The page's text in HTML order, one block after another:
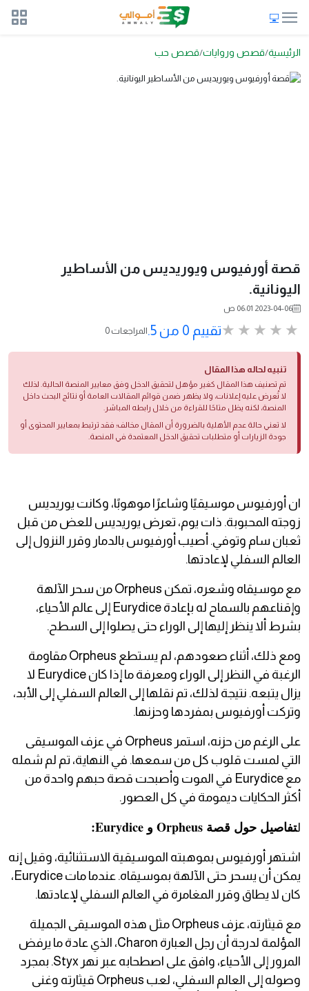
الرئيسية قصص وروايات قصص حب
قصة أورفيوس ويوريديس من الأساطير
اليونانية.
2023-04-06 06:01 ص
تقييم 0 من 5. 0 المراجعات
تنبيه لحاله هذا المقال
تم تصنيف هذا المقال كغير مؤهل لتحقيق الدخل وفق معايير المنصة الحالية. لذلك
لا تُعرض عليه إعلانات، ولا يظهر ضمن قوائم المقالات العامة أو نتائج البحث داخل
المنصة، لكنه يظل متاحًا للقراءة من خلال رابطه المباشر.
لا تعني حالة عدم الأهلية بالضرورة أن المقال مخالف؛ فقد ترتبط بمعايير المحتوى أو
جودة الزيارات أو متطلبات تحقيق الدخل المعتمدة في المنصة.
ان أورفيوس موسيقيًا وشاعرًا موهوبًا، وكانت يوريديس
زوجته المحبوبة. ذات يوم، تعرض يوريديس للعض من قبل
ثعبان سام وتوفي. أصيب أورفيوس بالدمار وقرر النزول إلى
العالم السفلي لإعادتها.
مع موسيقاه وشعره، تمكن Orpheus من سحر الآلهة
وإقناعهم بالسماح له بإعادة Eurydice إلى عالم الأحياء،
بشرط ألا ينظر إليها إلى الوراء حتى يصلوا إلى السطح.
ومع ذلك، أثناء صعودهم، لم يستطع Orpheus مقاومة
الرغبة في النظر إلى الوراء ومعرفة ما إذا كان Eurydice لا
يزال يتبعه. نتيجة لذلك، تم نقلها إلى العالم السفلي إلى الأبد،
وتركت أورفيوس بمفردها وحزنها.
على الرغم من حزنه، استمر Orpheus في عزف الموسيقى
التي لمست قلوب كل من سمعها. في النهاية، تم لم شمله
مع Eurydice في الموت وأصبحت قصة حبهم واحدة من
أكثر الحكايات ديمومة في كل العصور.
لتفاصيل حول قصة Orpheus و Eurydice:
اشتهر أورفيوس بموهبته الموسيقية الاستثنائية، وقيل إنه
يمكن أن يسحر حتى الآلهة بموسيقاه. عندما مات Eurydice،
كان لا يطاق وقرر المغامرة في العالم السفلي لإعادتها.
مع قيثارته، عزف Orpheus مثل هذه الموسيقى الجميلة
المؤلمة لدرجة أن رجل العبارة Charon، الذي عادة ما يرفض
المرور إلى الأحياء، وافق على اصطحابه عبر نهر Styx. بمجرد
وصوله إلى العالم السفلي، لعب Orpheus قيثارته وغنى